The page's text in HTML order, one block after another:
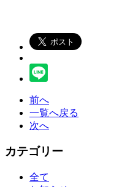
前へ
一覧へ戻る
次へ
カテゴリー
全て